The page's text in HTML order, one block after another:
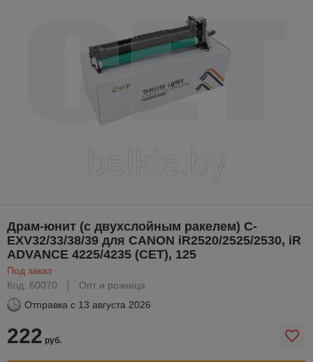
Драм-юнит (c двухслойным ракелем) C-
EXV32/33/38/39 для CANON iR2520/2525/2530, iR
ADVANCE 4225/4235 (CET), 125
Под заказ
Код: 60070
Опт и розница
Отправка с 13 августа 2026
222 руб.